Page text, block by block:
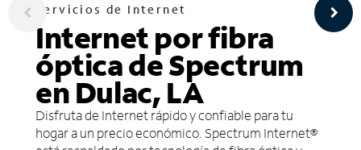
Servicios de Internet
Internet por fibra
óptica de Spectrum
en Dulac, LA
Disfruta de Internet rápido y confiable para tu
hogar a un precio económico. Spectrum Internet®